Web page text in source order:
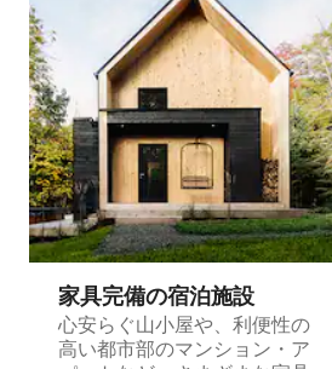
家具完備の宿⁠泊⁠施⁠設
心安らぐ山小屋や、利便性の
高い都市部のマンション・ア